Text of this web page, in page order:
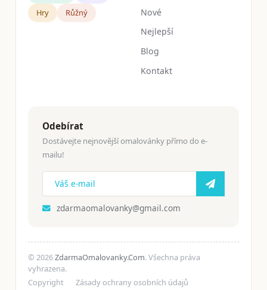
Hry
Růžný
Nové
Nejlepší
Blog
Kontakt
Odebírat
Dostávejte nejnovější omalovánky přímo do e-
mailu!
zdarmaomalovanky@gmail.com
© 2026ZdarmaOmalovanky.Com. Všechna práva
vyhrazena.
Copyright
Zásady ochrany osobních údajů